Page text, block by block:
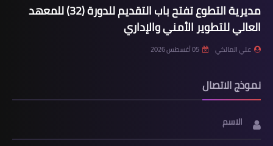
مديرية التطوع تفتح باب التقديم للدورة (32) للمعهد
العالي للتطوير الأمني والإداري
علي المالكي 05 أغسطس 2026
نموذج الاتصال
الاسم